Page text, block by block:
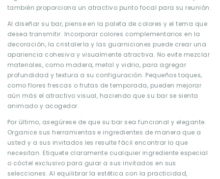
también proporciona un atractivo punto focal para su reunión.
Al diseñar su bar, piense en la paleta de colores y el tema que
desea transmitir. Incorporar colores complementarios en la
decoración, la cristalería y las guarniciones puede crear una
apariencia cohesiva y visualmente atractiva. No evite mezclar
materiales, como madera, metal y vidrio, para agregar
profundidad y textura a su configuración. Pequeños toques,
como flores frescas o frutas de temporada, pueden mejorar
aún más el atractivo visual, haciendo que su bar se sienta
animado y acogedor.
Por último, asegúrese de que su bar sea funcional y elegante.
Organice sus herramientas e ingredientes de manera que a
usted y a sus invitados les resulte fácil encontrar lo que
necesitan. Etiquete claramente cualquier ingrediente especial
o cóctel exclusivo para guiar a sus invitados en sus
selecciones. Al equilibrar la estética con la practicidad,